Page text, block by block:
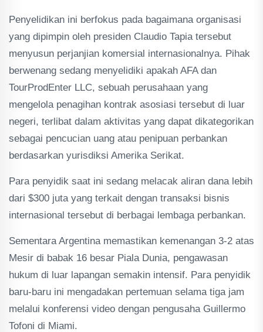
Penyelidikan ini berfokus pada bagaimana organisasi
yang dipimpin oleh presiden Claudio Tapia tersebut
menyusun perjanjian komersial internasionalnya. Pihak
berwenang sedang menyelidiki apakah AFA dan
TourProdEnter LLC, sebuah perusahaan yang
mengelola penagihan kontrak asosiasi tersebut di luar
negeri, terlibat dalam aktivitas yang dapat dikategorikan
sebagai pencucian uang atau penipuan perbankan
berdasarkan yurisdiksi Amerika Serikat.
Para penyidik saat ini sedang melacak aliran dana lebih
dari $300 juta yang terkait dengan transaksi bisnis
internasional tersebut di berbagai lembaga perbankan.
Sementara Argentina memastikan kemenangan 3-2 atas
Mesir di babak 16 besar Piala Dunia, pengawasan
hukum di luar lapangan semakin intensif. Para penyidik
baru-baru ini mengadakan pertemuan selama tiga jam
melalui konferensi video dengan pengusaha Guillermo
Tofoni di Miami.